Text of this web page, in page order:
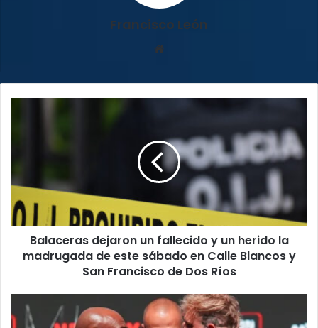
Francisco León
un
la
madrugada
este
Blancos
Balaceras dejaron un fallecido y un herido la
madrugada de este sábado en Calle Blancos y
San Francisco de Dos Ríos
entre